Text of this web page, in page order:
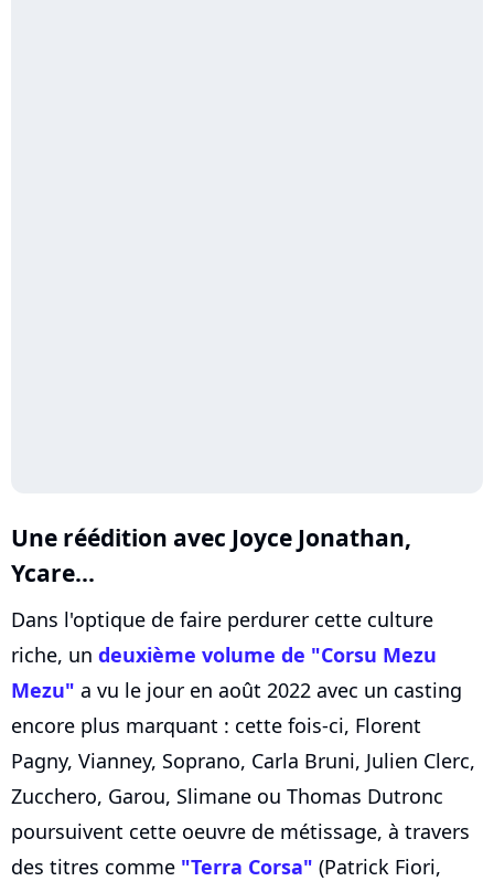
Une réédition avec Joyce Jonathan,
Ycare...
Dans l'optique de faire perdurer cette culture
riche, un deuxième volume de "Corsu Mezu
Mezu" a vu le jour en août 2022 avec un casting
encore plus marquant : cette fois-ci, Florent
Pagny, Vianney, Soprano, Carla Bruni, Julien Clerc,
Zucchero, Garou, Slimane ou Thomas Dutronc
poursuivent cette oeuvre de métissage, à travers
des titres comme "Terra Corsa" (Patrick Fiori,